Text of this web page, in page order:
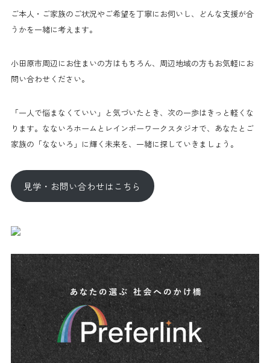
ご本人・ご家族のご状況やご希望を丁寧にお伺いし、どんな支援が合
うかを一緒に考えます。
小田原市周辺にお住まいの方はもちろん、周辺地域の方もお気軽にお
問い合わせください。
「一人で悩まなくていい」と気づいたとき、次の一歩はきっと軽くな
ります。なないろホームとレインボーワークスタジオで、あなたとご
家族の「なないろ」に輝く未来を、一緒に探していきましょう。
見学・お問い合わせはこちら